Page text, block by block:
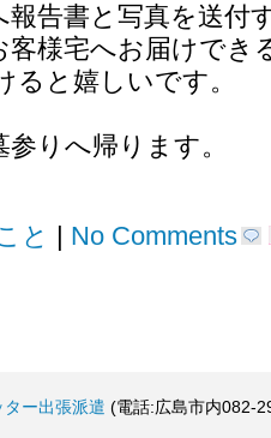
報告書と写真を送付
客様宅へお届けでき
と嬉しいです。
りへ帰ります。
と No Comments
ー出張派遣 (電話:広島市内082-